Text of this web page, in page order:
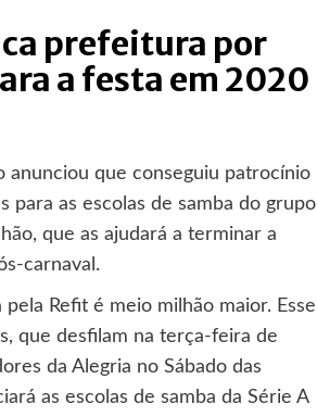
prefeitura por
a festa em 2020
anunciou que conseguiu patrocínio
para as escolas de samba do grupo
que as ajudará a terminar a
carnaval.
Refit é meio milhão maior. Esse
que desfilam na terça-feira de
da Alegria no Sábado das
as escolas de samba da Série A